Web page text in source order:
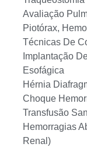
Avaliação
Piotórax,
Técnicas De
Implantação
Esofágica
Hérnia
Choque
Transfusão
Hemorragias
Renal)